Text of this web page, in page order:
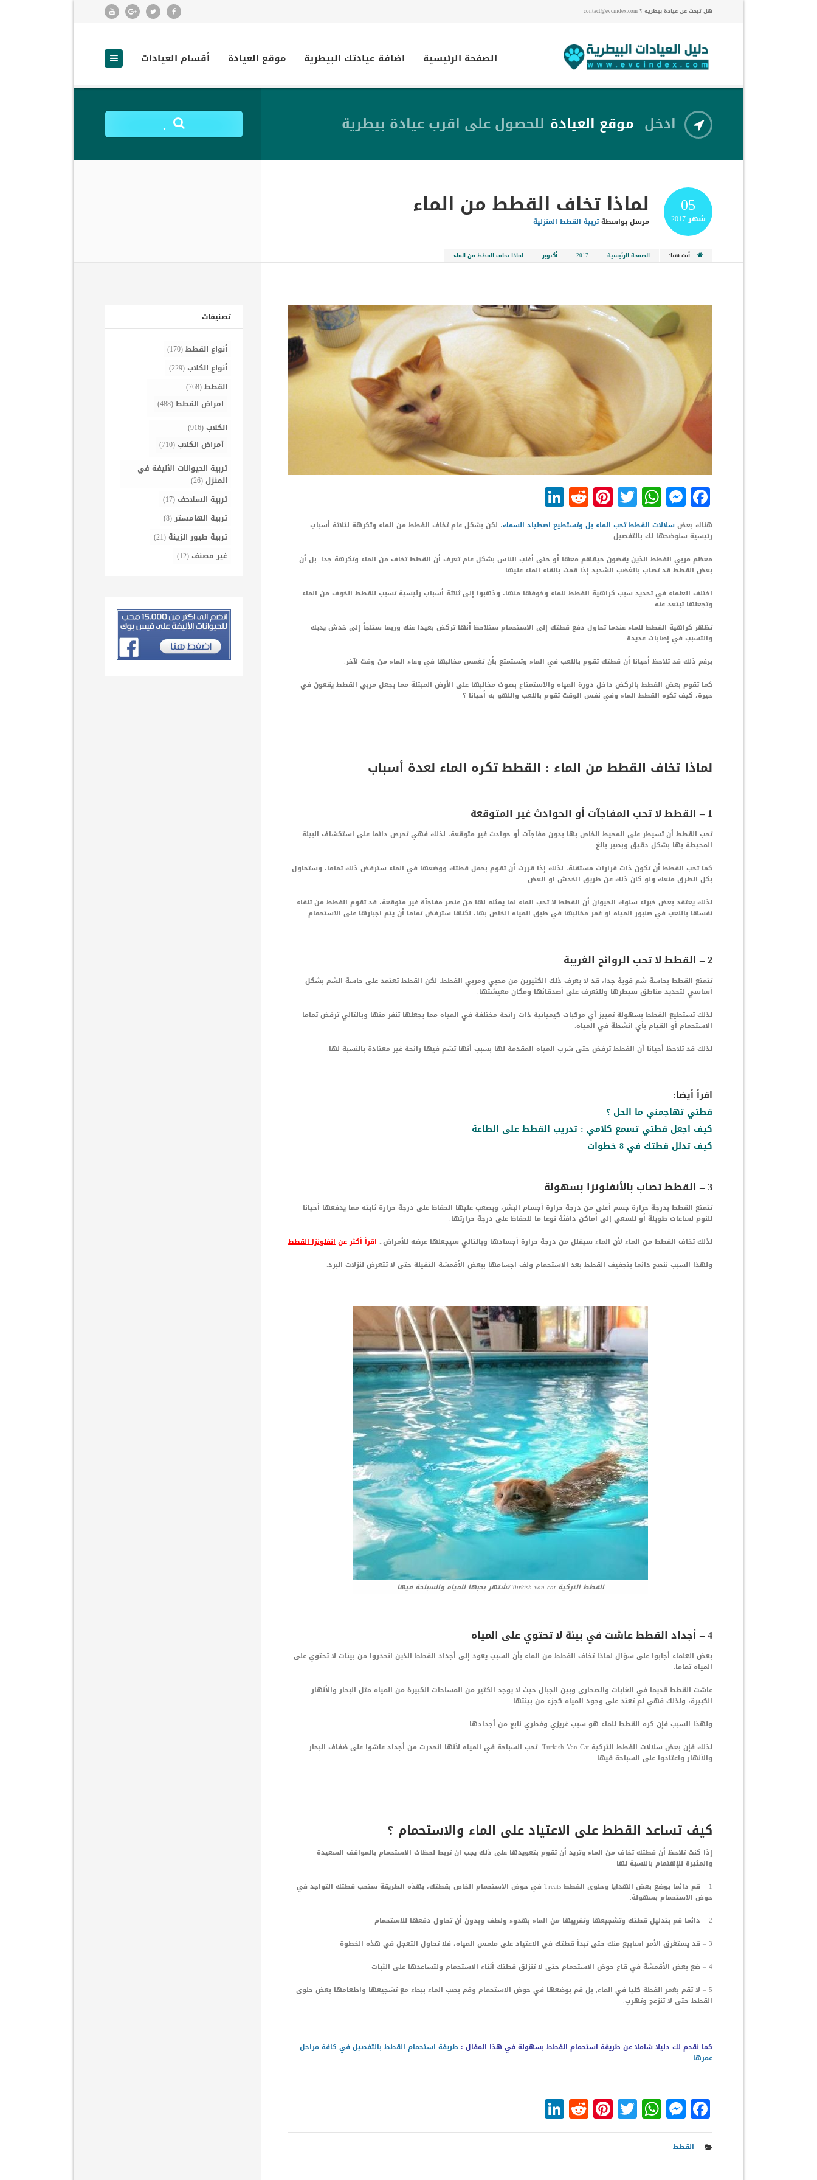
هل تبحث عن عيادة بيطرية ؟ contact@evcindex.com
الصفحة الرئيسية اضافة عيادتك البيطرية موقع العيادة أقسام العيادات
ادخل موقع العيادة للحصول على اقرب عيادة بيطرية .
05
شهر2017 لماذا تخاف القطط من الماء
مرسل بواسطةتربية القطط المنزلية
أنت هنا: الصفحة الرئيسية 2017 أكتوبر لماذا تخاف القطط من الماء
Facebook
Messenger
WhatsApp
Twitter
Pinterest
Reddit
هناك بعضسلالات القطط تحب الماء بل وتستطيع اصطياد السمك، لكن بشكل عام تخاف القطط من الماء وتكرهة لثلاثة أسباب
رئيسية سنوضحها لك بالتفصيل.
معظم مربي القطط الذين يقضون حياتهم معها أو حتى أغلب الناس بشكل عام تعرف أن القطط تخاف من الماء وتكرهة جدا. بل أن
بعض القطط قد تصاب بالغضب الشديد إذا قمت بالقاء الماء عليها.
اختلف العلماء في تحديد سبب كراهية القطط للماء وخوفها منها، وذهبوا إلى ثلاثة أسباب رئيسية تسبب للقطط الخوف من الماء
وتجعلها تبتعد عنه.
تظهر كراهية القطط للماء عندما تحاول دفع قطتك إلى الاستحمام ستلاحظ أنها تركض بعيدا عنك وربما ستلجأ إلى خدش يديك
والتسبب في إصابات عديدة.
برغم ذلك قد تلاحظ أحيانا أن قطتك تقوم باللعب في الماء وتستمتع بأن تغمس مخالبها في وعاء الماء من وقت لآخر.
كما تقوم بعض القطط بالركض داخل دورة المياه والاستمتاع بصوت مخالبها على الأرض المبتلة مما يجعل مربي القطط يقعون في
حيرة، كيف تكره القطط الماء وفي نفس الوقت تقوم باللعب واللهو به أحيانا ؟
لماذا تخاف القطط من الماء : القطط تكره الماء لعدة أسباب
1 – القطط لا تحب المفاجآت أو الحوادث غير المتوقعة
تحب القطط أن تسيطر على المحيط الخاص بها بدون مفاجآت أو حوادث غير متوقعة، لذلك فهي تحرص دائما على استكشاف البيئة
المحيطة بها بشكل دقيق وبصبر بالغ.
كما تحب القطط أن تكون ذات قرارات مستقلة، لذلك إذا قررت أن تقوم بحمل قطتك ووضعها في الماء سترفض ذلك تماما، وستحاول
بكل الطرق منعك ولو كان ذلك عن طريق الخدش او العض.
لذلك يعتقد بعض خبراء سلوك الحيوان أن القطط لا تحب الماء لما يمثله لها من عنصر مفاجآة غير متوقعة، قد تقوم القطط من تلقاء
نفسها باللعب في صنبور المياه او غمر مخالبها في طبق المياه الخاص بها، لكنها سترفض تماما أن يتم اجبارها على الاستحمام.
2 – القطط لا تحب الروائح الغريبة
تتمتع القطط بحاسة شم قوية جدا، قد لا يعرف ذلك الكثيرين من محبي ومربي القطط. لكن القطط تعتمد على حاسة الشم بشكل
أساسي لتحديد مناطق سيطرها وللتعرف على أصدقائها ومكان معيشتها.
لذلك تستطيع القطط بسهولة تمييز أي مركبات كيميائية ذات رائحة مختلفة في المياه مما يجعلها تنفر منها وبالتالي ترفض تماما
الاستحمام أو القيام بأي انشطة في المياه.
لذلك قد تلاحظ أحيانا أن القطط ترفض حتى شرب المياه المقدمة لها بسبب أنها تشم فيها رائحة غير معتادة بالنسبة لها.
اقرأ أيضا:
قطتي تهاجمني ما الحل ؟
كيف اجعل قطتي تسمع كلامي : تدريب القطط على الطاعة
كيف تدلل قطتك في 8 خطوات
3 – القطط تصاب بالأنفلونزا بسهولة
تتمتع القطط بدرجة حرارة جسم أعلى من درجة حرارة أجسام البشر، ويصعب عليها الحفاظ على درجة حرارة ثابته مما يدفعها أحيانا
للنوم لساعات طويلة أو للسعي إلى أماكن دافئة نوعا ما للحفاظ على درجة حرارتها.
لذلك تخاف القطط من الماء لأن الماء سيقلل من درجة حرارة أجسادها وبالتالي سيجعلها عرضه للأمراض.. اقرأ أكثر عنانفلونزا القطط
ولهذا السبب ننصح دائما بتجفيف القطط بعد الاستحمام ولف اجسامها ببعض الأقمشة الثقيلة حتى لا تتعرض لنزلات البرد.
القطط التركية Turkish van cat تشتهر بحبها للمياه والسباحة فيها
4 – أجداد القطط عاشت في بيئة لا تحتوي على المياه
بعض العلماء أجابوا على سؤال لماذا تخاف القطط من الماء بأن السبب يعود إلى أجداد القطط الذين انحدروا من بيئات لا تحتوي على
المياه تماما.
عاشت القطط قديما في الغابات والصحارى وبين الجبال حيث لا يوجد الكثير من المساحات الكبيرة من المياه مثل البحار والأنهار
الكبيرة، ولذلك فهي لم تعتد على وجود المياه كجزء من بيئتها.
ولهذا السبب فإن كره القطط للماء هو سبب غريزي وفطري نابع من أجدادها.
لذلك فإن بعض سلالات القطط التركية Turkish Van Cat تحب السباحة في المياه لأنها انحدرت من أجداد عاشوا على ضفاف البحار
والأنهار واعتادوا على السباحة فيها.
كيف تساعد القطط على الاعتياد على الماء والاستحمام ؟
إذا كنت تلاحظ أن قطتك تخاف من الماء وتريد أن تقوم بتعويدها على ذلك يجب ان تربط لحظات الاستحمام بالمواقف السعيدة
والمثيرة للإهتمام بالنسبة لها
1 – قم دائما بوضع بعض الهدايا وحلوى القطط Treats في حوض الاستحمام الخاص بقطتك، بهذه الطريقة ستحب قطتك التواجد في
حوض الاستحمام بسهولة.
2 – دائما قم بتدليل قطتك وتشجيعها وتقريبها من الماء بهدوء ولطف وبدون أن تحاول دفعها للاستحمام
3 – قد يستغرق الأمر اسابيع منك حتى تبدأ قطتك في الاعتياد على ملمس المياه، فلا تحاول التعجل في هذه الخطوة
4 – ضع بعض الأقمشة في قاع حوض الاستحمام حتى لا تنزلق قطتك أثناء الاستحمام ولتساعدها على الثبات
5 – لا تقم بغمر القطة كليا في الماء, بل قم بوضعها في حوض الاستحمام وقم بصب الماء ببطء مع تشجيعها واطعامها بعض حلوى
القطط حتى لا تنزعج وتهرب.
كما نقدم لك دليلا شاملا عن طريقة استحمام القطط بسهولة في هذا المقال : طريقة استحمام القطط بالتفصيل في كافة مراحل
عمرها
Facebook
Messenger
WhatsApp
Twitter
Pinterest
Reddit
القطط
تصنيفات
أنواع القطط(170)
أنواع الكلاب(229)
القطط(768)
امراض القطط(488)
الكلاب(916)
أمراض الكلاب(710)
تربية الحيوانات الأليفة في
المنزل(26)
تربية السلاحف(17)
تربية الهامستر(8)
تربية طيور الزينة (21)
غير مصنف(12)